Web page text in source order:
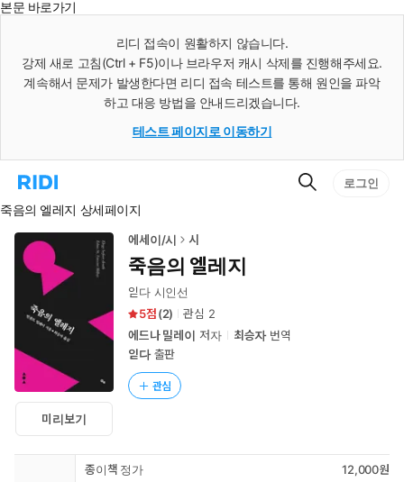
본문 바로가기
리디 접속이 원활하지 않습니다.
강제 새로 고침(Ctrl + F5)이나 브라우저 캐시 삭제를 진행해주세요.
계속해서 문제가 발생한다면 리디 접속 테스트를 통해 원인을 파악
하고 대응 방법을 안내드리겠습니다.
테스트 페이지로 이동하기
리
홈
로
이
동
검
로그인
죽음의 엘레지 상세페이지
미리보기
에세이/시 시
죽음의 엘레지
읻다 시인선
5
(2) 관심 2
에드나 밀레이 저자 최승자번역
읻다출판
관심
종이책 정가
12,000원